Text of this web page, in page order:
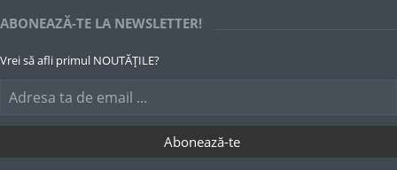
ABONEAZĂ-TE LA NEWSLETTER!
Vrei să afli primul NOUTĂȚILE?